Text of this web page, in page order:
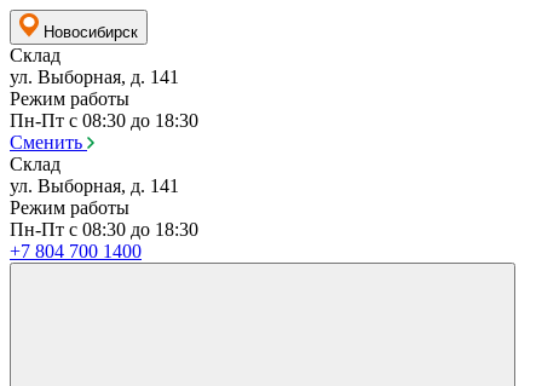
Новосибирск
Склад
ул. Выборная, д. 141
Режим работы
Пн-Пт с 08:30 до 18:30
Сменить
Склад
ул. Выборная, д. 141
Режим работы
Пн-Пт с 08:30 до 18:30
+7 804 700 1400